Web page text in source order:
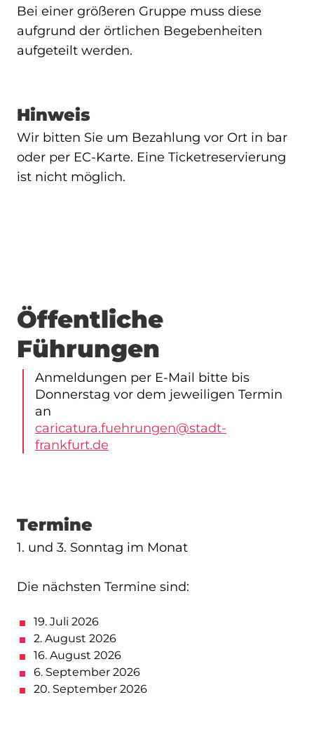
Bei einer größeren Gruppe muss diese
aufgrund der örtlichen Begebenheiten
aufgeteilt werden.
Hinweis
Wir bitten Sie um Bezahlung vor Ort in bar
oder per EC-Karte. Eine Ticketreservierung
ist nicht möglich.
Öffentliche
Führungen
Anmeldungen per E-Mail bitte bis
Donnerstag vor dem jeweiligen Termin
an
caricatura.fuehrungen@stadt-
frankfurt.de
Termine
1. und 3. Sonntag im Monat
Die nächsten Termine sind:
19. Juli 2026
2. August 2026
16. August 2026
6. September 2026
20. September 2026